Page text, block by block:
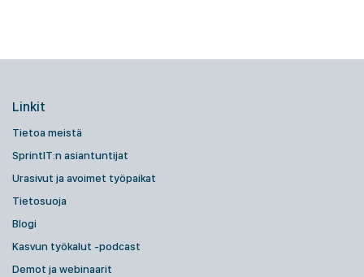
Linkit
Tietoa meistä
SprintIT:n asiantuntijat
Urasivut ja avoimet työpaikat
Tietosuoja
Blogi
Kasvun työkalut -podcast
Demot ja webinaarit